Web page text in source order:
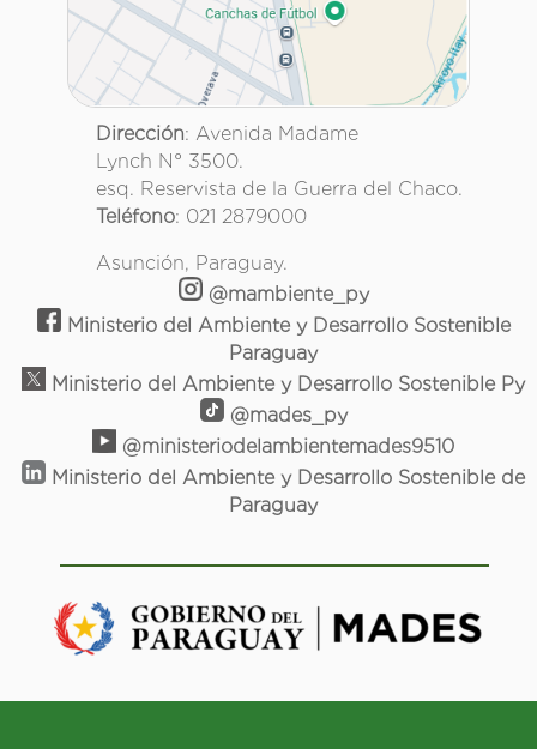
Dirección: Avenida Madame
Lynch N° 3500.
esq. Reservista de la Guerra del Chaco.
Teléfono: 021 2879000
Asunción, Paraguay.
@mambiente_py
Ministerio del Ambiente y Desarrollo Sostenible
Paraguay
Ministerio del Ambiente y Desarrollo Sostenible Py
@mades_py
@ministeriodelambientemades9510
Ministerio del Ambiente y Desarrollo Sostenible de
Paraguay